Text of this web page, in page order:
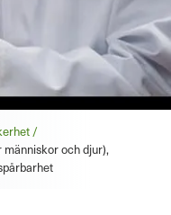
/
människor och djur),